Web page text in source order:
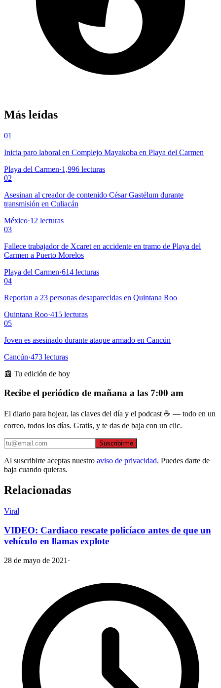
Más leídas
01
Inicia paro laboral en Complejo Mayakoba en Playa del Carmen
Playa del Carmen·1,996 lecturas
02
Asesinan al creador de contenido César Gastélum durante
transmisión en Culiacán
México·12 lecturas
03
Fallece trabajador de Xcaret en accidente en tramo de Playa del
Carmen a Puerto Morelos
Playa del Carmen·614 lecturas
04
Reportan a 23 personas desaparecidas en Quintana Roo
Quintana Roo·415 lecturas
05
Joven es asesinado durante ataque armado en Cancún
Cancún·473 lecturas
📰 Tu edición de hoy
Recibe el periódico de mañana a las 7:00 am
El diario para hojear, las claves del día y el podcast ☕ — todo en un
correo, todos los días. Gratis, y te das de baja con un clic.
Suscribirme
Al suscribirte aceptas nuestro aviso de privacidad. Puedes darte de
baja cuando quieras.
Relacionadas
Viral
VIDEO: Cardiaco rescate policíaco antes de que un
vehículo en llamas explote
28 de mayo de 2021 ·